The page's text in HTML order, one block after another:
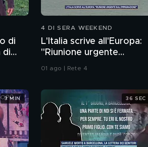
di
di
4 DI SERA WEEKEND
L'Italia scrive all'Europa:
"Riunione urgente
sull'immigrazione"
01 ago | Rete 4
3 MIN 36 SEC